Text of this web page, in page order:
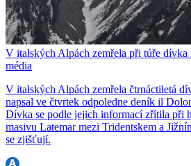
V italských Alpách zemřela při túře dívka
média
V italských Alpách zemřela čtrnáctiletá
napsal ve čtvrtek odpoledne deník il
Dívka se podle jejich informací zřítila při
masivu Latemar mezi Tridentskem a
se zjišťují.